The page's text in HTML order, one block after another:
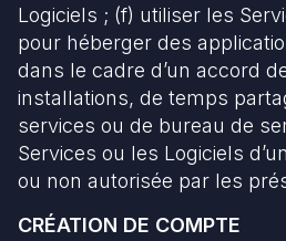
Logiciels ; (f) utiliser les
pour héberger des
dans le cadre d’un accord
installations, de temps
services ou de bureau de
Services ou les Logiciels
ou non autorisée par les
CRÉATION DE COMPTE